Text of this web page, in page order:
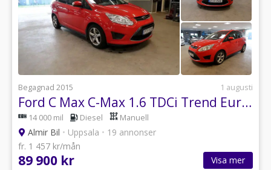
Begagnad 2015 1 augusti
Ford C Max C-Max 1.6 TDCi Trend Euro 5
14 000 mil Diesel Manuell
Almir Bil • Uppsala • 19 annonser
fr. 1 457 kr/mån
89 900 kr Visa mer